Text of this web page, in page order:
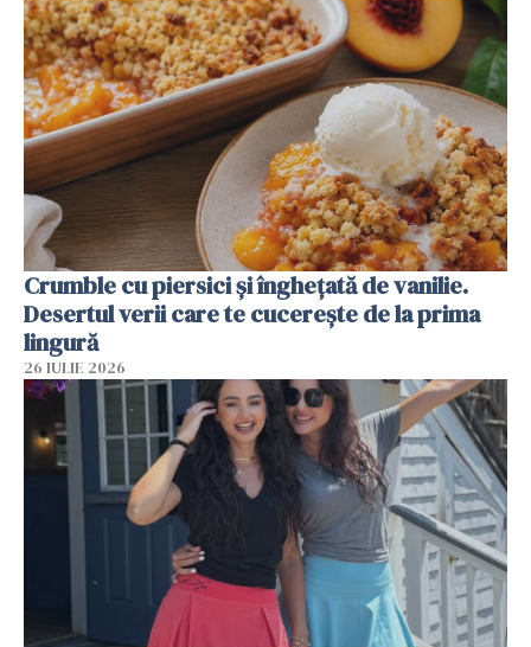
Crumble cu piersici și înghețată de vanilie.
Desertul verii care te cucerește de la prima
lingură
26 IULIE 2026